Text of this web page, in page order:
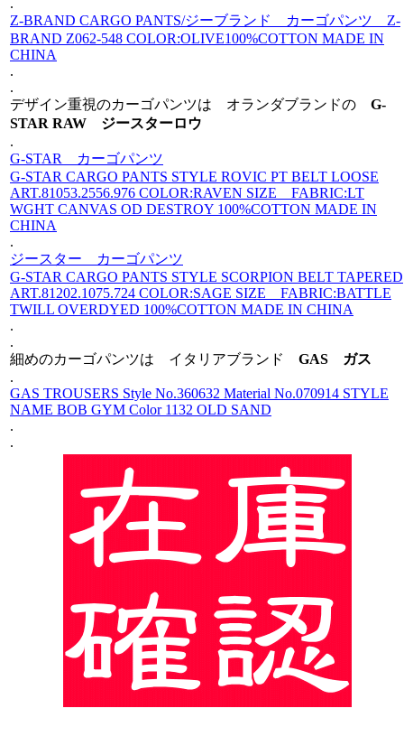
.
Z-BRAND CARGO PANTS/ジーブランド カーゴパンツ Z-
BRAND Z062-548 COLOR:OLIVE100%COTTON MADE IN
CHINA
.
.
デザイン重視のカーゴパンツは オランダブランドの G-
STAR RAW ジースターロウ
.
G-STAR カーゴパンツ
G-STAR CARGO PANTS STYLE ROVIC PT BELT LOOSE
ART.81053.2556.976 COLOR:RAVEN SIZE FABRIC:LT
WGHT CANVAS OD DESTROY 100%COTTON MADE IN
CHINA
.
ジースター カーゴパンツ
G-STAR CARGO PANTS STYLE SCORPION BELT TAPERED
ART.81202.1075.724 COLOR:SAGE SIZE FABRIC:BATTLE
TWILL OVERDYED 100%COTTON MADE IN CHINA
.
.
細めのカーゴパンツは イタリアブランド GAS ガス
.
GAS TROUSERS Style No.360632 Material No.070914 STYLE
NAME BOB GYM Color 1132 OLD SAND
.
.